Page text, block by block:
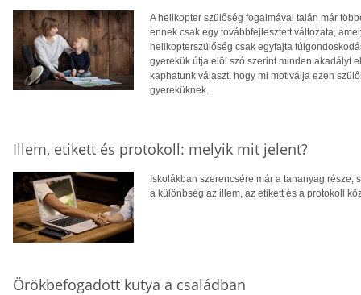
A helikopter szülőség fogalmával talán már
ennek csak egy továbbfejlesztett változata,
helikopterszülőség csak egyfajta
gyerekük útja elöl szó szerint minden akadályt
kaphatunk választ, hogy mi motiválja ezen
gyereküknek.
Illem, etikett és protokoll: melyik mit jelent?
Iskolákban szerencsére már a tananyag része,
a különbség az illem, az etikett és a protokoll
Örökbefogadott kutya a családban